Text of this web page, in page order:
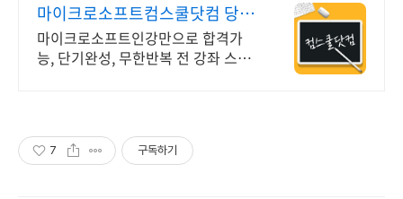
마이크로소프트컴스쿨닷컴 당일
신청&결제시 기프티콘!
마이크로소프트인강만으로 합격가
능, 단기완성, 무한반복 전 강좌 스마
7 구독하기